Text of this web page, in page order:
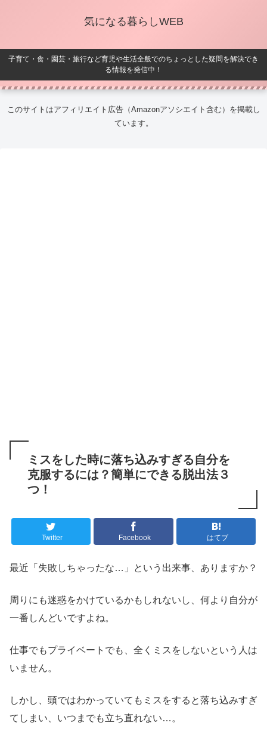
気になる暮らしWEB
子育て・食・園芸・旅行など育児や生活全般でのちょっとした疑問を解決でき
る情報を発信中！
このサイトはアフィリエイト広告（Amazonアソシエイト含む）を掲載し
ています。
ミスをした時に落ち込みすぎる自分を
克服するには？簡単にできる脱出法３
つ！
Twitter Facebook はてブ
最近「失敗しちゃったな…」という出来事、ありますか？
周りにも迷惑をかけているかもしれないし、何より自分が
一番しんどいですよね。
仕事でもプライベートでも、全くミスをしないという人は
いません。
しかし、頭ではわかっていてもミスをすると落ち込みすぎ
てしまい、いつまでも立ち直れない…。